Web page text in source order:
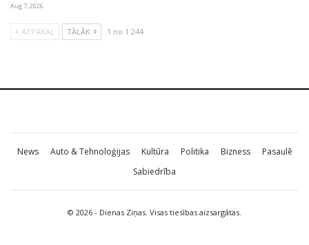
Aug 7, 2026
ATPAKAĻ TĀLĀK 1 no 1 244
News Auto & Tehnoloģijas Kultūra Politika Bizness
Pasaulē
Sabiedrība
© 2026 - Dienas Ziņas. Visas tiesības aizsargātas.